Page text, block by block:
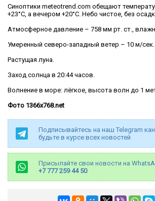
Синоптики meteotrend.com обещают
+23°C, а вечером +20°C. Небо чистое, без
Атмосферное давление – 758 мм рт. ст.,
Умеренный северо-западный ветер – 10 м/сек.
Растущая луна.
Заход солнца в 20:44 часов.
Волнение в море: лёгкое, высота волн до 1
Фото 1366x768.net
Подписывайтесь на наш Telegram
будьте в курсе всех новостей
Присылайте свои новости на
+7 777 259 44 50